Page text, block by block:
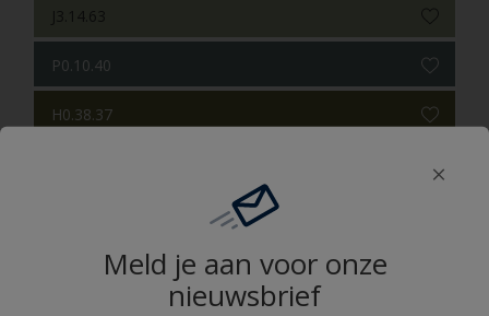
Meld je aan voor onze
nieuwsbrief
J3.14.63
P0.10.40
H0.38.37
S2.11.63